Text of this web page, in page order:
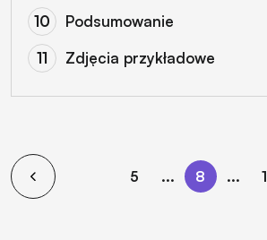
Podsumowanie
Zdjęcia przykładowe
5 ... 8 ...